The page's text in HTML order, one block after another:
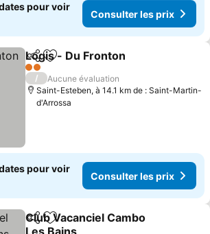
pour voir
Consulter les prix
PartagerAjouter à mes favoris
Logis - Du Fronton
2 Étoiles
/
Aucune évaluation
Saint-Esteben, à 14.1 km de : Saint-Martin-
d'Arrossa
pour voir
Consulter les prix
PartagerAjouter à mes favoris
Club Vacanciel Cambo
Les Bains